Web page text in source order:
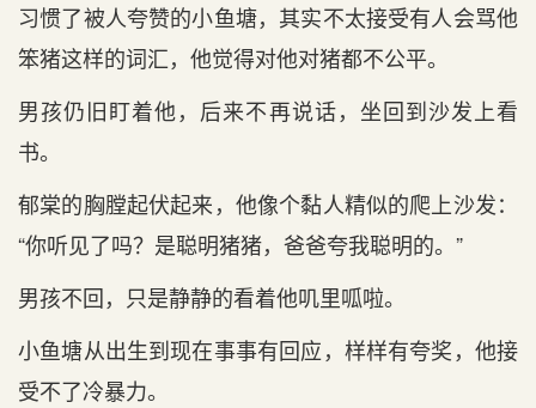
习惯了被人夸赞的小鱼塘，其实不太接受有人会骂他
笨猪这样的词汇，他觉得对他对猪都不公平。
男孩仍旧盯着他，后来不再说话，坐回到沙发上看
书。
郁棠的胸膛起伏起来，他像个黏人精似的爬上沙发：
“你听见了吗？是聪明猪猪，爸爸夸我聪明的。”
男孩不回，只是静静的看着他叽里呱啦。
小鱼塘从出生到现在事事有回应，样样有夸奖，他接
受不了冷暴力。